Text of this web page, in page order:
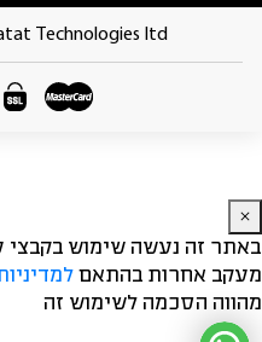
Technologies ltd
מעקב אחרות בהתאם
מהווה הסכמה לשימוש זה